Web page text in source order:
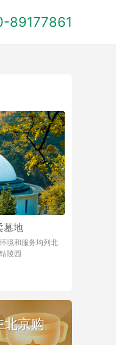
89177861
墓地
境和服务均列北
陵园
北京购